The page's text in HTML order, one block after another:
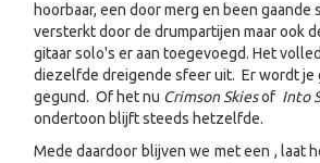
hoorbaar, een door merg en been gaande
versterkt door de drumpartijen maar ook
gitaar solo's er aan toegevoegd. Het
diezelfde dreigende sfeer uit. Er wordt je
gegund. Of het nu Crimson Skiesof Into
ondertoon blijft steeds hetzelfde.
Mede daardoor blijven we met een , laat